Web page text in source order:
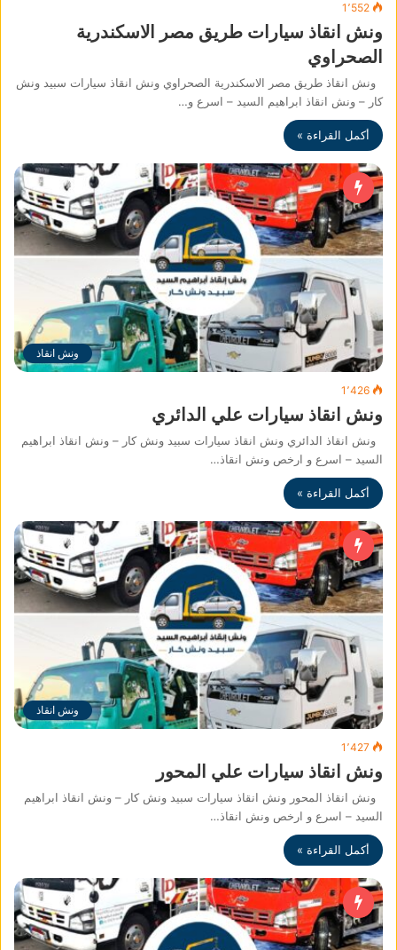
1٬552
ونش انقاذ سيارات طريق مصر الاسكندرية
الصحراوي
ونش انقاذ طريق مصر الاسكندرية الصحراوي ونش انقاذ سيارات سبيد ونش
كار – ونش انقاذ ابراهيم السيد – اسرع و…
أكمل القراءة »
ونش انقاذ
1٬426
ونش انقاذ سيارات علي الدائري
ونش انقاذ الدائري ونش انقاذ سيارات سبيد ونش كار – ونش انقاذ ابراهيم
السيد – اسرع و ارخص ونش انقاذ…
أكمل القراءة »
ونش انقاذ
1٬427
ونش انقاذ سيارات علي المحور
ونش انقاذ المحور ونش انقاذ سيارات سبيد ونش كار – ونش انقاذ ابراهيم
السيد – اسرع و ارخص ونش انقاذ…
أكمل القراءة »